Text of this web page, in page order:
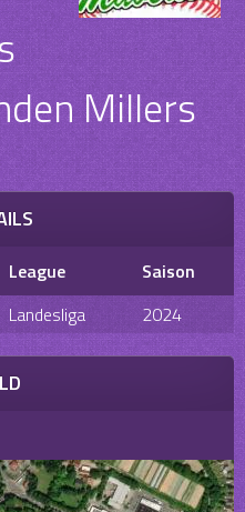
Millers
League
Saison
Landesliga 2024